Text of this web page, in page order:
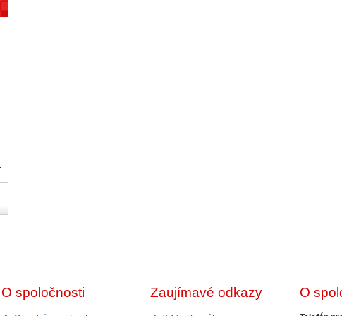
O spoločnosti Zaujímavé odkazy O